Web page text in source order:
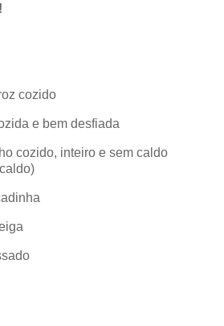
cozido
e bem desfiada
cozido, inteiro e sem caldo